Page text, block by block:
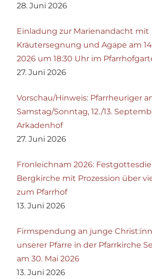
28. Juni 2026
Einladung zur Marienandacht mit
Kräutersegnung und Agape am
2026 um 18:30 Uhr im
27. Juni 2026
Vorschau/Hinweis: Pfarrheuriger
Samstag/Sonntag, 12./13.
Arkadenhof
27. Juni 2026
Fronleichnam 2026:
Bergkirche mit Prozession über
zum Pfarrhof
13. Juni 2026
Firmspendung an junge
unserer Pfarre in der Pfarrkirche
am 30. Mai 2026
13. Juni 2026